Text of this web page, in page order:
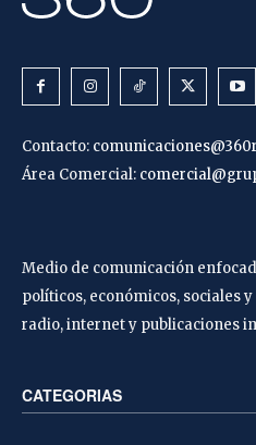
Contacto:
Área Comercial:
Medio de comunicación
políticos, económicos, sociales
radio, internet y publicaciones
CATEGORIAS